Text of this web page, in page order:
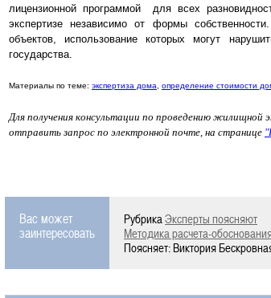
лицензионной программой для всех
экспертизе независимо от формы
объектов, использование которых могут
государства.
Материалы по теме: экспертиза дома определение стоимости
Для получения консультации по проведению
отправить запрос по электронной почте, на странице
Вас может
заинтересовать
РубрикаЭксперты поясняют
Методика расчета-
Поясняет: Виктория